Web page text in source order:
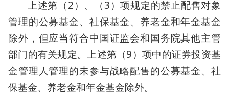
上述第（2）、（3）项规定的禁止配售对象
管理的公募基金、社保基金、养老金和年金基金
除外，但应当符合中国证监会和国务院其他主管
部门的有关规定。上述第（9）项中的证券投资基
金管理人管理的未参与战略配售的公募基金、社
保基金、养老金和年金基金除外。